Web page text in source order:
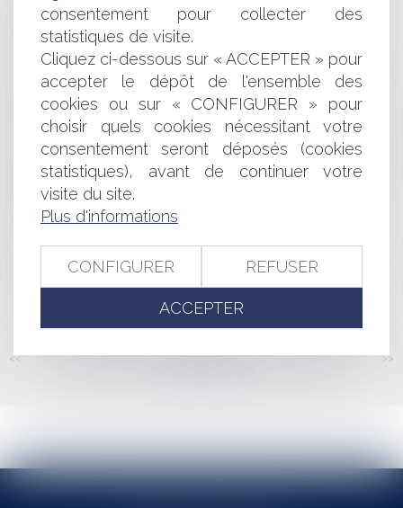
CONCURRENCE ENTRE AGENCES IMMOBILIÈRES ET
ABSENCE D'EXCLUSIVITÉ
LA PUBLICITÉ GRAND FORMAT AUTORISÉE DANS LES
STADES
UNE PISCINE SEMI-ENTERRÉE CONSTITUE UN
ÉLÉMENT BÂTI QUI DOIT ÊTRE PRIS EN COMPTE DANS LE
CALCUL DE LA TAXE FONCIÈRE
RECOURS EN ANNULATION D'UN PERMIS DE
CONSTRUIRE : LA COMMUNE N'EST PAS UN TIERS
COMME LES AUTRES
FACEBOOK CHANGE SES RÈGLES SUR LA PUBLICITÉ
CIBLÉE
OBLIGATION D'ENTRETENIR SON JARDIN ET
POUVOIR DE POLICE DU MAIRE
GARANTIE DÉCENNALE
<< < ... 155 156 157 158 159 160 161 ... > >>
consentement pour collecter des
statistiques de visite.
Cliquez ci-dessous sur « ACCEPTER » pour
accepter le dépôt de l'ensemble des
cookies ou sur « CONFIGURER » pour
choisir quels cookies nécessitant votre
consentement seront déposés (cookies
statistiques), avant de continuer votre
visite du site.
Plus d'informations
CONFIGURER REFUSER
ACCEPTER